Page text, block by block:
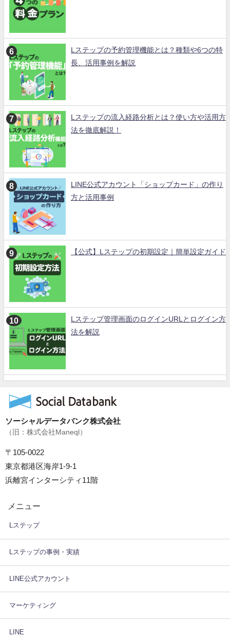
Lステップの予約管理機能とは？種類や6つの特
長、活用事例を解説
Lステップの流入経路分析とは？使い方や活用方
法を徹底解説！
LINE公式アカウント「ショップカード」の作り
方と活用事例
【公式】Lステップの初期設定｜簡単設定ガイド
Lステップ管理画面のログインURLとログイン方
法を解説
ソーシャルデータバンク株式会社
（旧：株式会社Maneql）
〒105-0022
東京都港区海岸1-9-1
浜離宮インターシティ11階
メニュー
Lステップ
Lステップの事例・実績
LINE公式アカウント
マーケティング
LINE